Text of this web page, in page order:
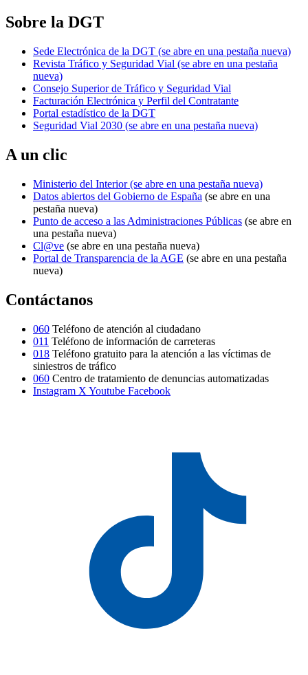
Sobre la DGT
Sede Electrónica de la DGT (se abre en una pestaña nueva)
Revista Tráfico y Seguridad Vial (se abre en una pestaña
nueva)
Consejo Superior de Tráfico y Seguridad Vial
Facturación Electrónica y Perfil del Contratante
Portal estadístico de la DGT
Seguridad Vial 2030 (se abre en una pestaña nueva)
A un clic
Ministerio del Interior(se abre en una pestaña nueva)
Datos abiertos del Gobierno de España (se abre en una
pestaña nueva)
Punto de acceso a las Administraciones Públicas (se abre en
una pestaña nueva)
Cl@ve (se abre en una pestaña nueva)
Portal de Transparencia de la AGE (se abre en una pestaña
nueva)
Contáctanos
060 Teléfono de atención al ciudadano
011 Teléfono de información de carreteras
018 Teléfono gratuito para la atención a las víctimas de
siniestros de tráfico
060 Centro de tratamiento de denuncias automatizadas
Instagram X Youtube Facebook